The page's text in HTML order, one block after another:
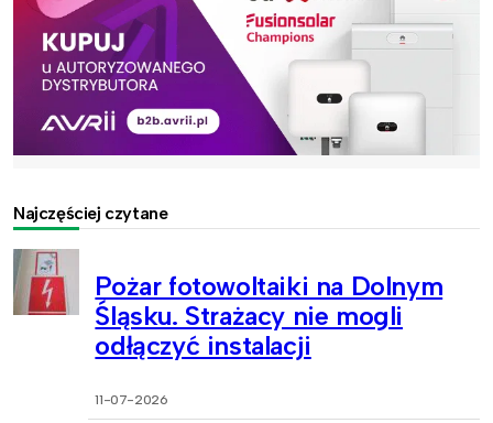
Najczęściej czytane
Pożar fotowoltaiki na Dolnym
Śląsku. Strażacy nie mogli
odłączyć instalacji
11-07-2026